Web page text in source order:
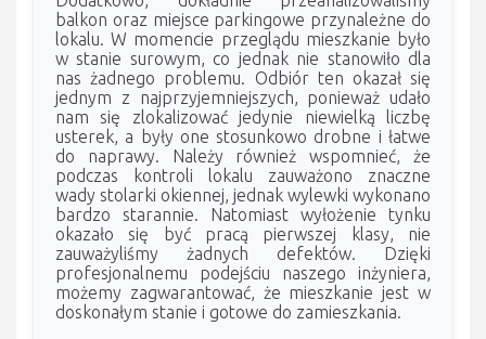
balkon oraz miejsce parkingowe przynależne do
lokalu. W momencie przeglądu mieszkanie było
w stanie surowym, co jednak nie stanowiło dla
nas żadnego problemu. Odbiór ten okazał się
jednym z najprzyjemniejszych, ponieważ udało
nam się zlokalizować jedynie niewielką liczbę
usterek, a były one stosunkowo drobne i łatwe
do naprawy. Należy również wspomnieć, że
podczas kontroli lokalu zauważono znaczne
wady stolarki okiennej, jednak wylewki wykonano
bardzo starannie. Natomiast wyłożenie tynku
okazało się być pracą pierwszej klasy, nie
zauważyliśmy żadnych defektów. Dzięki
profesjonalnemu podejściu naszego inżyniera,
możemy zagwarantować, że mieszkanie jest w
doskonałym stanie i gotowe do zamieszkania.